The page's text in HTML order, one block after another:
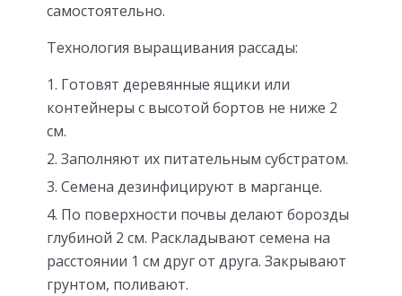
самостоятельно.
Технология выращивания рассады:
Готовят деревянные ящики или
контейнеры с высотой бортов не ниже 2
см.
Заполняют их питательным субстратом.
Семена дезинфицируют в марганце.
По поверхности почвы делают борозды
глубиной 2 см. Раскладывают семена на
расстоянии 1 см друг от друга. Закрывают
грунтом, поливают.